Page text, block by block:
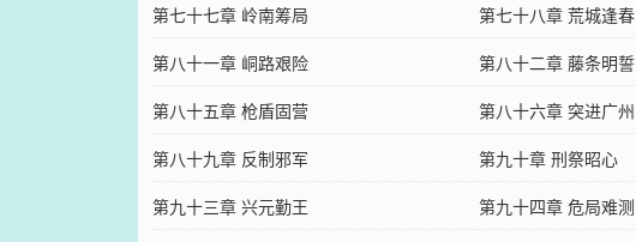
第七十七章 岭南筹局
第七十八章 荒城逢春
第八十一章 峒路艰险
第八十二章 藤条明誓
第八十五章 枪盾固营
第八十六章 突进广州
第八十九章 反制邪军
第九十章 刑祭昭心
第九十三章 兴元勤王
第九十四章 危局难测